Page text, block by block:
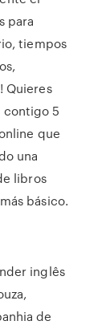
para
tiempos
Quieres
contigo 5
que
una
libros
básico.
inglês
de